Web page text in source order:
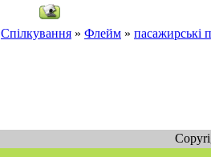
Спілкування » Флейм » пасажирські